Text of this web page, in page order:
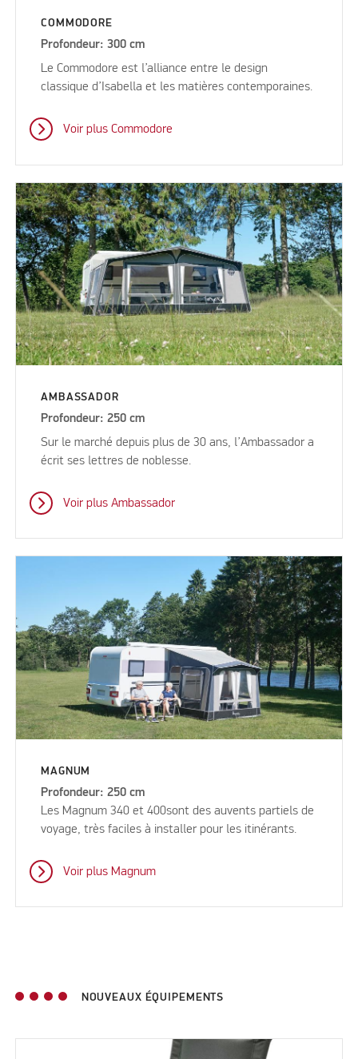
COMMODORE
Profondeur: 300 cm
Le Commodore est l’alliance entre le design
classique d’Isabella et les matières contemporaines.
Voir plus Commodore
AMBASSADOR
Profondeur: 250 cm
Sur le marché depuis plus de 30 ans, l’Ambassador a
écrit ses lettres de noblesse.
Voir plus Ambassador
MAGNUM
Profondeur: 250 cm
Les Magnum 340 et 400sont des auvents partiels de
voyage, très faciles à installer pour les itinérants.
Voir plus Magnum
NOUVEAUX ÉQUIPEMENTS